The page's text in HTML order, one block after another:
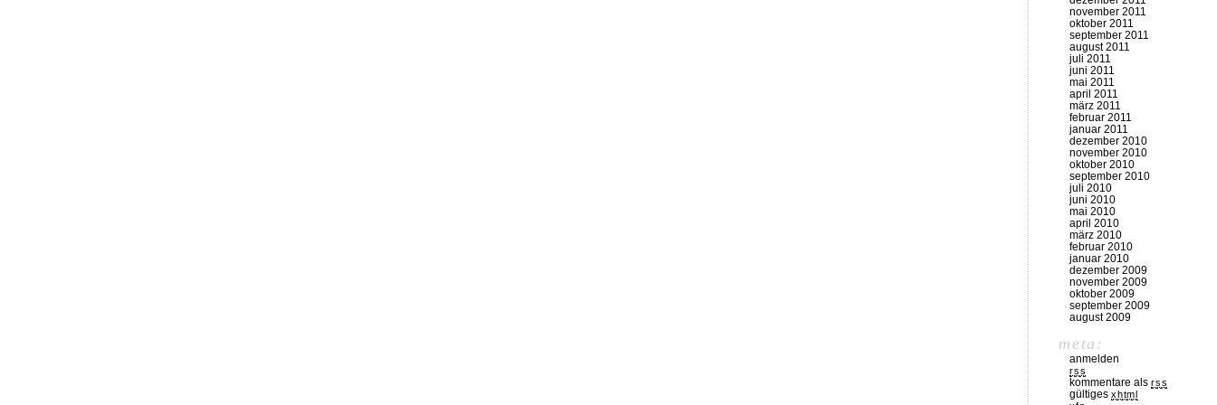
november 2011
oktober 2011
september 2011
august 2011
juli 2011
juni 2011
mai 2011
april 2011
märz 2011
februar 2011
januar 2011
dezember 2010
november 2010
oktober 2010
september 2010
juli 2010
juni 2010
mai 2010
april 2010
märz 2010
februar 2010
januar 2010
dezember 2009
november 2009
oktober 2009
september 2009
august 2009
meta:
anmelden
rss
kommentare als rss
gültiges xhtml